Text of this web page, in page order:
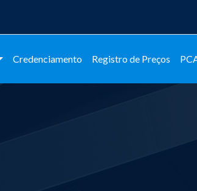
Credenciamento Registro de Preços